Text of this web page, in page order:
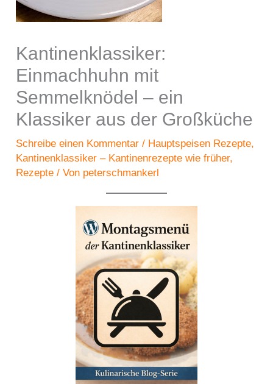
Kantinenklassiker:
Einmachhuhn mit
Semmelknödel – ein
Klassiker aus der Großküche
Schreibe einen Kommentar / Hauptspeisen Rezepte,
Kantinenklassiker – Kantinenrezepte wie früher,
Rezepte / Von peterschmankerl